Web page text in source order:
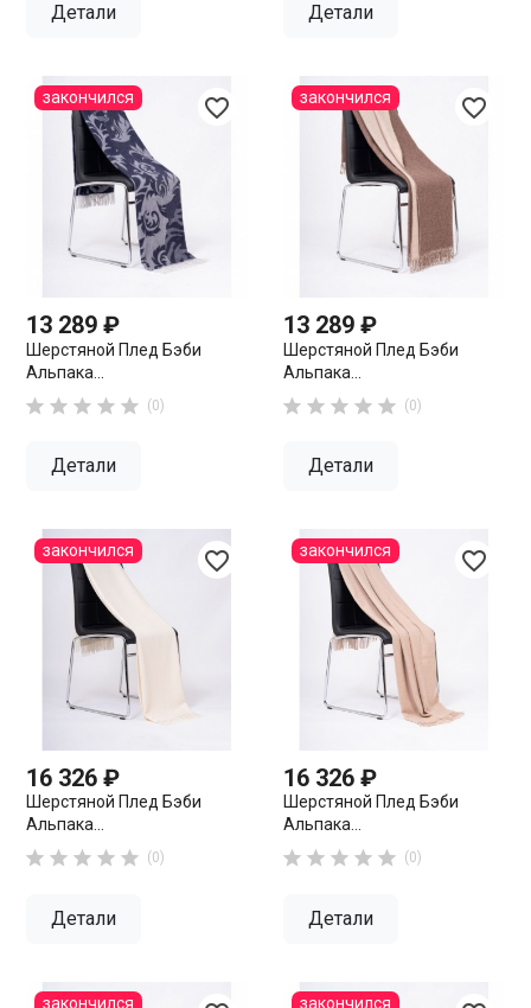
Детали Детали
favorite_border
13 289 ₽
Шерстяной Плед Бэби
Альпака...
     (0)
Детали
закончился favorite_border
13 289 ₽
Шерстяной Плед Бэби
Альпака...
     (0)
Детали
закончился
favorite_border
16 326 ₽
Шерстяной Плед Бэби
Альпака...
     (0)
Детали
закончился favorite_border
16 326 ₽
Шерстяной Плед Бэби
Альпака...
     (0)
Детали
закончился
закончился закончился